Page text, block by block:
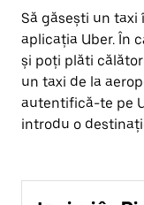
Să găsești un
aplicația Uber. În
și poți plăti
un taxi de la
autentifică-te pe
introdu o